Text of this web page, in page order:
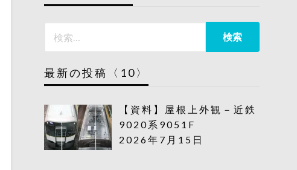
最新の投稿〈10〉
【資料】屋根上外観－近鉄
9020系9051F
2026年7月15日